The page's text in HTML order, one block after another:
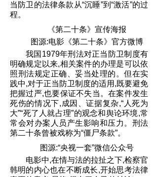
当防卫的法律条款从“沉睡”到“激活”的过
程。
《第二十条》宣传海报
图源:电影《第二十条》官方微博
我国1979年刑法对正当防卫制度有
明确规定以来,相关案件的办理是可以依
照刑法规定正确、妥当处理的。但在实
践中,对于正当防卫制度的适用,既要避免
把握过严,也要保证不失当。在案件发生
死伤的情况下,成因、证据复杂,“人死为
大”“死了人就占理”的观念和舆论环境,常
常会对办案人员产生影响和压力。刑法
第二十条曾被戏称为“僵尸条款”。
图源:“央视一套”微信公众号
电影中,在情与法的拉扯之下,检察官
韩明的内心也在不断成长,开始思考法律